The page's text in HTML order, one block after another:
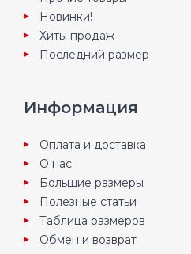
Новинки!
Хиты продаж
Последний размер
Информация
Оплата и доставка
О нас
Большие размеры
Полезные статьи
Таблица размеров
Обмен и возврат